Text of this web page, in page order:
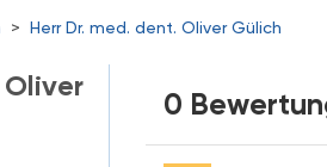
> Herr Dr. med. dent. Oliver Gülich
Oliver
0